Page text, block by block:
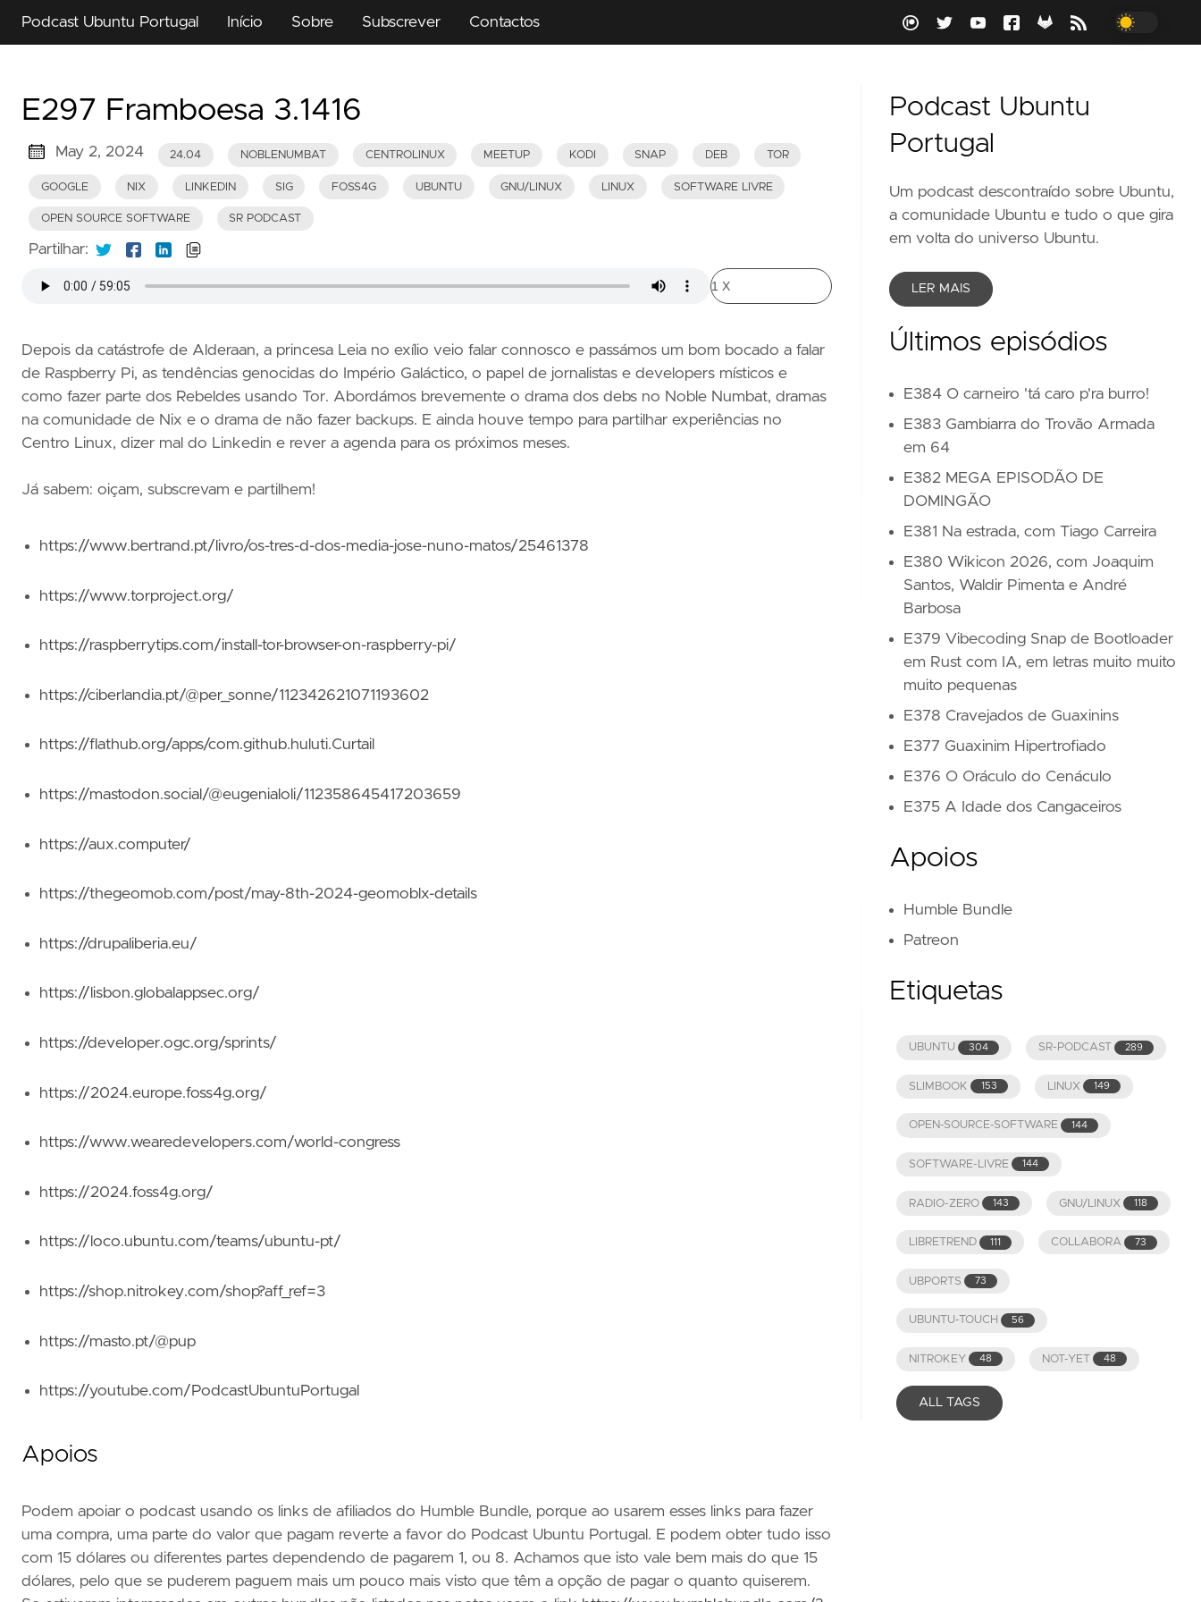
Podcast Ubuntu Portugal Início Sobre Subscrever Contactos
E297 Framboesa 3.1416
May 2, 2024 24.04 NOBLENUMBAT CENTROLINUX MEETUP KODI SNAP DEB TOR
GOOGLE NIX LINKEDIN SIG FOSS4G UBUNTU GNU/LINUX LINUX SOFTWARE LIVRE
OPEN SOURCE SOFTWARE SR PODCAST
Partilhar:
Depois da catástrofe de Alderaan, a princesa Leia no exílio veio falar connosco e passámos um bom bocado a falar
de Raspberry Pi, as tendências genocidas do Império Galáctico, o papel de jornalistas e developers místicos e
como fazer parte dos Rebeldes usando Tor. Abordámos brevemente o drama dos debs no Noble Numbat, dramas
na comunidade de Nix e o drama de não fazer backups. E ainda houve tempo para partilhar experiências no
Centro Linux, dizer mal do Linkedin e rever a agenda para os próximos meses.
Já sabem: oiçam, subscrevam e partilhem!
https://www.bertrand.pt/livro/os-tres-d-dos-media-jose-nuno-matos/25461378
https://www.torproject.org/
https://raspberrytips.com/install-tor-browser-on-raspberry-pi/
https://ciberlandia.pt/@per_sonne/112342621071193602
https://flathub.org/apps/com.github.huluti.Curtail
https://mastodon.social/@eugenialoli/112358645417203659
https://aux.computer/
https://thegeomob.com/post/may-8th-2024-geomoblx-details
https://drupaliberia.eu/
https://lisbon.globalappsec.org/
https://developer.ogc.org/sprints/
https://2024.europe.foss4g.org/
https://www.wearedevelopers.com/world-congress
https://2024.foss4g.org/
https://loco.ubuntu.com/teams/ubuntu-pt/
https://shop.nitrokey.com/shop?aff_ref=3
https://masto.pt/@pup
https://youtube.com/PodcastUbuntuPortugal
Apoios
Podem apoiar o podcast usando os links de afiliados do Humble Bundle, porque ao usarem esses links para fazer
uma compra, uma parte do valor que pagam reverte a favor do Podcast Ubuntu Portugal. E podem obter tudo isso
com 15 dólares ou diferentes partes dependendo de pagarem 1, ou 8. Achamos que isto vale bem mais do que 15
dólares, pelo que se puderem paguem mais um pouco mais visto que têm a opção de pagar o quanto quiserem.
Podcast Ubuntu
Portugal
Um podcast descontraído sobre Ubuntu,
a comunidade Ubuntu e tudo o que gira
em volta do universo Ubuntu.
LER MAIS
Últimos episódios
E384 O carneiro 'tá caro p'ra burro!
E383 Gambiarra do Trovão Armada
em 64
E382 MEGA EPISODÃO DE
DOMINGÃO
E381 Na estrada, com Tiago Carreira
E380 Wikicon 2026, com Joaquim
Santos, Waldir Pimenta e André
Barbosa
E379 Vibecoding Snap de Bootloader
em Rust com IA, em letras muito muito
muito pequenas
E378 Cravejados de Guaxinins
E377 Guaxinim Hipertrofiado
E376 O Oráculo do Cenáculo
E375 A Idade dos Cangaceiros
Apoios
Humble Bundle
Patreon
Etiquetas
UBUNTU 304 SR-PODCAST 289
SLIMBOOK 153 LINUX 149
OPEN-SOURCE-SOFTWARE 144
SOFTWARE-LIVRE 144
RADIO-ZERO 143 GNU/LINUX 118
LIBRETREND 111 COLLABORA 73
UBPORTS 73
UBUNTU-TOUCH 56
NITROKEY 48 NOT-YET 48
ALL TAGS